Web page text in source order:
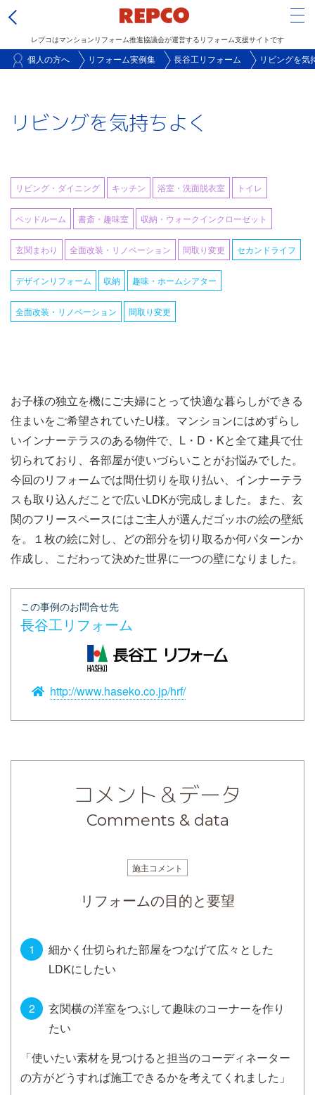
ン
ツ
移
レプコはマンションリフォーム推進協議会が運営するリフォーム支援サイトです
個人の方へ リフォーム実例集 長谷工リフォーム リビングを気
リビングを気持ちよく
セカンドライフ
デザインリフォーム 収納 趣味・ホームシアター
全面改装・リノベーション 間取り変更
リビング・ダイニング キッチン 浴室・洗面脱衣室 トイレ
ベッドルーム 書斎・趣味室 収納・ウォークインクローゼット
玄関まわり 全面改装・リノベーション 間取り変更
お子様の独立を機にご夫婦にとって快適な暮らしができる
住まいをご希望されていたU様。マンションにはめずらし
いインナーテラスのある物件で、L・D・Kと全て建具で仕
切られており、各部屋が使いづらいことがお悩みでした。
今回のリフォームでは間仕切りを取り払い、インナーテラ
スも取り込んだことで広いLDKが完成しました。また、玄
関のフリースペースにはご主人が選んだゴッホの絵の壁紙
を。１枚の絵に対し、どの部分を切り取るか何パターンか
作成し、こだわって決めた世界に一つの壁になりました。
この事例のお問合せ先
長谷工リフォーム
http://www.haseko.co.jp/hrf/
コメント＆データ
Comments & data
施主コメント
リフォームの目的と要望
細かく仕切られた部屋をつなげて広々とした
LDKにしたい
玄関横の洋室をつぶして趣味のコーナーを作り
たい
「使いたい素材を見つけると担当のコーディネーター
の方がどうすれば施工できるかを考えてくれました」